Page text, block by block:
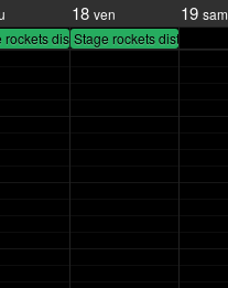
18 ven 19 sam
rockets distillateursStage rockets distillateurs